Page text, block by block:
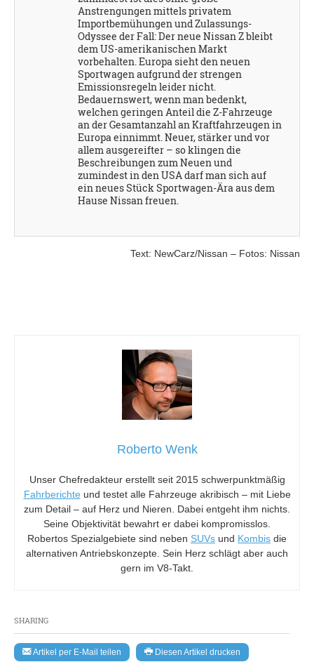
SHARING
Artikel per E-Mail teilen Diesen Artikel drucken
Anstrengungen mittels privatem
Importbemühungen und Zulassungs-
Odyssee der Fall: Der neue Nissan Z bleibt
dem US-amerikanischen Markt
vorbehalten. Europa sieht den neuen
Sportwagen aufgrund der strengen
Emissionsregeln leider nicht.
Bedauernswert, wenn man bedenkt,
welchen geringen Anteil die Z-Fahrzeuge
an der Gesamtanzahl an Kraftfahrzeugen in
Europa einnimmt. Neuer, stärker und vor
allem ausgereifter – so klingen die
Beschreibungen zum Neuen und
zumindest in den USA darf man sich auf
ein neues Stück Sportwagen-Ära aus dem
Hause Nissan freuen.
Text: NewCarz/Nissan – Fotos: Nissan
Roberto Wenk
Unser Chefredakteur erstellt seit 2015 schwerpunktmäßig
Fahrberichte und testet alle Fahrzeuge akribisch – mit Liebe
zum Detail – auf Herz und Nieren. Dabei entgeht ihm nichts.
Seine Objektivität bewahrt er dabei kompromisslos.
Robertos Spezialgebiete sind neben SUVs und Kombis die
alternativen Antriebskonzepte. Sein Herz schlägt aber auch
gern im V8-Takt.